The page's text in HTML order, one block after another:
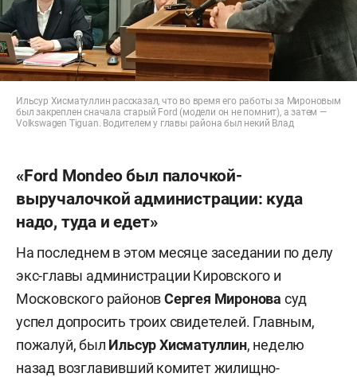
Ильсур Хисматуллин рассказал, что во время его работы за Мироновым
был закреплен сначала старый Ford (модели он не помнит), а затем —
Volkswagen Tiguan. Водителем у главы района был некий Влад
«Ford Mondeo был палочкой-
выручалочкой администрации: куда
надо, туда и едет»
На последнем в этом месяце заседании по делу
экс-главы администрации Кировского и
Московского районовСергея Миронова суд
успел допросить троих свидетелей. Главным,
пожалуй, был Ильсур Хисматуллин, неделю
назад возглавивший комитет жилищно-